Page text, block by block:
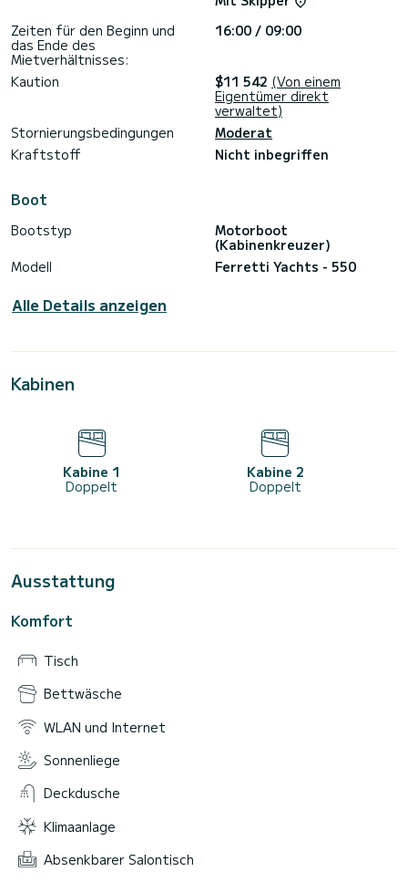
- Bimini
- Hydraulische Plattform
- Seakeeper
Im Preis inbegriffen:
- Liegeplatz in D-Marin, Mandalina, Sibenik
Zeiten für den Beginn und
das Ende des
Mietverhältnisses:
16:00 / 09:00
Kaution $11 542 (Von einem
Eigentümer direkt
verwaltet)
Stornierungsbedingungen
Moderat
Kraftstoff
Nicht inbegriffen
Boot
Bootstyp
Motorboot
(Kabinenkreuzer)
Modell
Ferretti Yachts - 550
Alle Details anzeigen
Kabinen
Kabine 1
Doppelt
Kabine 2
Doppelt
Ausstattung
Komfort
Tisch
Bettwäsche
WLAN und Internet
Sonnenliege
Deckdusche
Klimaanlage
Absenkbarer Salontisch